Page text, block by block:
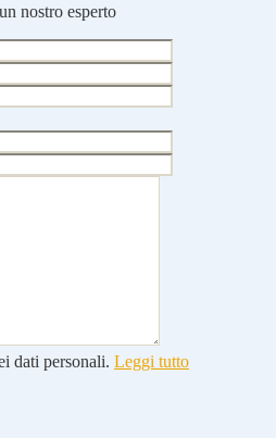
nostro esperto
dati personali. Leggi tutto